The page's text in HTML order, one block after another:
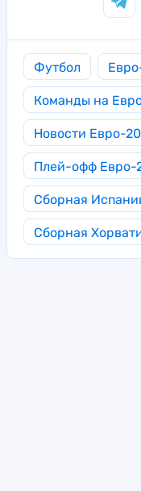
Футбол
Команды на
Новости Евро-
Плей-офф Евро-
Сборная
Сборная